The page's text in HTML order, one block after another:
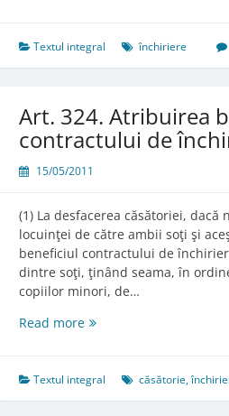
soţilor
asupra
Textul integral închiriere
Art. 324. Atribuirea
contractului de
15/05/2011
(1) La desfacerea căsătoriei, dacă
locuinţei de către ambii soţi şi
beneficiul contractului de
dintre soţi, ţinând seama, în
copiilor minori, de…
Read moreArt.
beneficiului
contractului
Textul integral căsătorie,